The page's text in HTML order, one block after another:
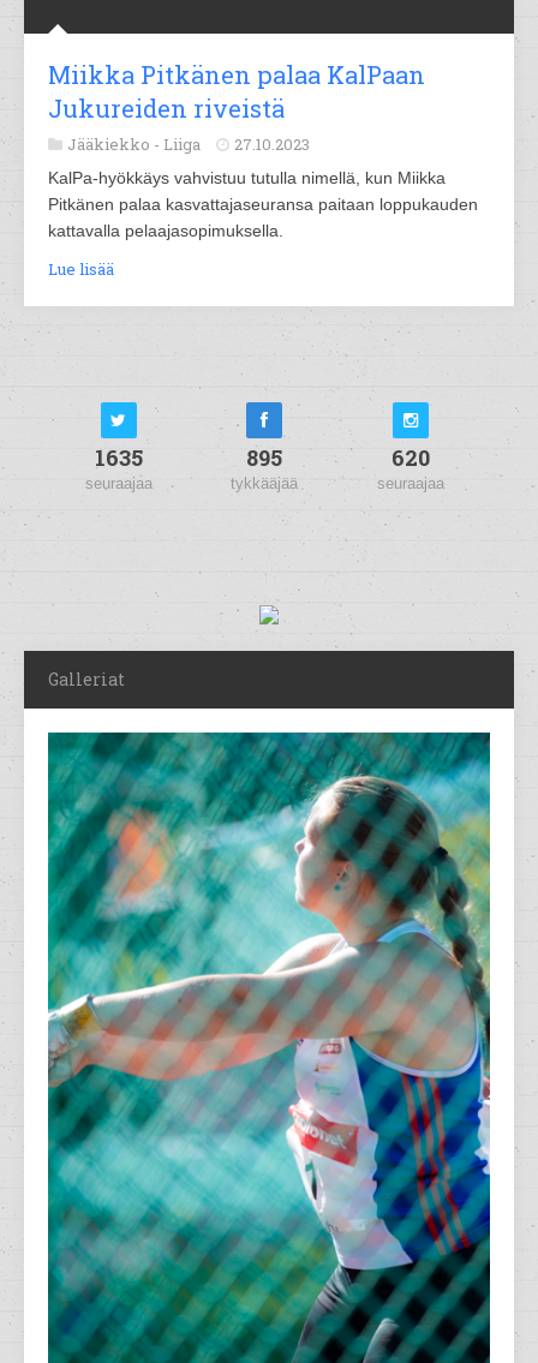
Miikka Pitkänen palaa KalPaan
Jukureiden riveistä
Jääkiekko - Liiga 27.10.2023
KalPa-hyökkäys vahvistuu tutulla nimellä, kun Miikka
Pitkänen palaa kasvattajaseuransa paitaan loppukauden
kattavalla pelaajasopimuksella.
Lue lisää
1635
seuraajaa
895
tykkääjää
620
seuraajaa
Galleriat